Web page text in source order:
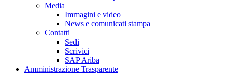
Media
Immagini e video
News e comunicati stampa
Contatti
Sedi
Scrivici
SAP Ariba
Amministrazione Trasparente